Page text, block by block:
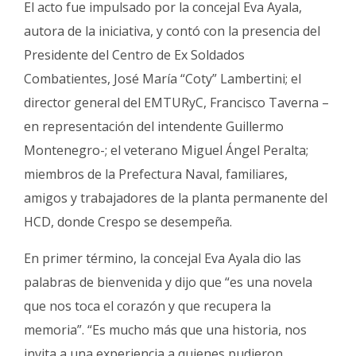
El acto fue impulsado por la concejal Eva Ayala,
autora de la iniciativa, y contó con la presencia del
Presidente del Centro de Ex Soldados
Combatientes, José María “Coty” Lambertini; el
director general del EMTURyC, Francisco Taverna –
en representación del intendente Guillermo
Montenegro-; el veterano Miguel Ángel Peralta;
miembros de la Prefectura Naval, familiares,
amigos y trabajadores de la planta permanente del
HCD, donde Crespo se desempeña.
En primer término, la concejal Eva Ayala dio las
palabras de bienvenida y dijo que “es una novela
que nos toca el corazón y que recupera la
memoria”. “Es mucho más que una historia, nos